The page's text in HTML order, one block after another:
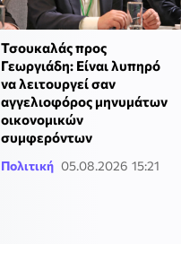
Τσουκαλάς προς
Γεωργιάδη: Είναι λυπηρό
να λειτουργεί σαν
αγγελιοφόρος μηνυμάτων
οικονομικών
συμφερόντων
Πολιτική 05.08.2026 15:21